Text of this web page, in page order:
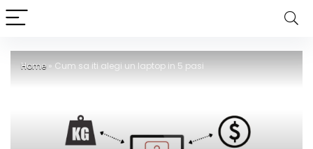
Home » Cum sa iti alegi un laptop in 5 pasi